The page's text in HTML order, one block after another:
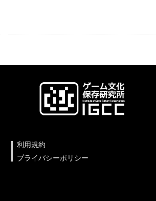
利用規約
プライバシーポリシー